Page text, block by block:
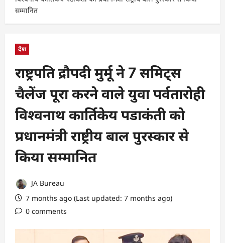
सम्मानित
देश
राष्ट्रपति द्रौपदी मुर्मू ने 7 समिट्स
चैलेंज पूरा करने वाले युवा पर्वतारोही
विश्वनाथ कार्तिकेय पडाकंती को
प्रधानमंत्री राष्ट्रीय बाल पुरस्कार से
किया सम्मानित
JA Bureau
7 months ago (Last updated: 7 months ago)
0 comments